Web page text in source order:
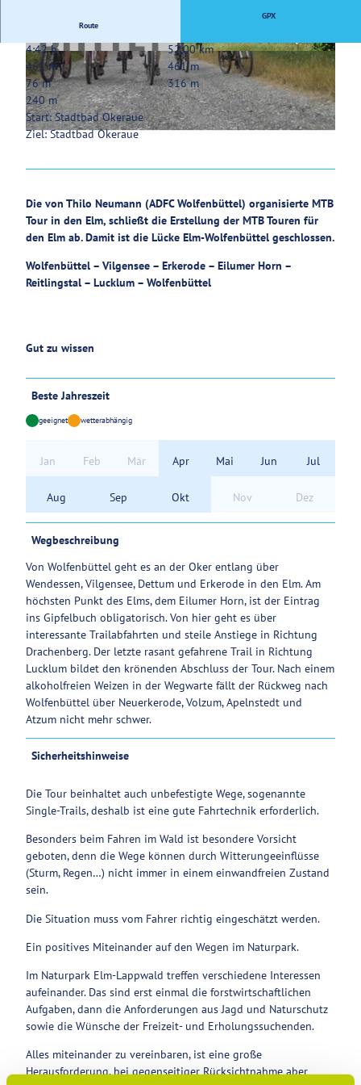
© Thomas Kempernolte, Elm-Freizeit, Thomas Kempernolte |
© Jessica Lau, Stadt Wolfenbüttel
© Thomas Kempernolte, Elm-Freizeit, Thomas
Kempernolte |
CC-BY-SA
Route
GPX
4:42 h
52,00 km
461 m
461 m
76 m
316 m
240 m
Start: Stadtbad Okeraue
Ziel: Stadtbad Okeraue
Die von Thilo Neumann (ADFC Wolfenbüttel) organisierte MTB
Tour in den Elm, schließt die Erstellung der MTB Touren für
den Elm ab. Damit ist die Lücke Elm-Wolfenbüttel geschlossen.
Wolfenbüttel – Vilgensee – Erkerode – Eilumer Horn –
Reitlingstal – Lucklum – Wolfenbüttel
Gut zu wissen
Beste Jahreszeit
geeignet wetterabhängig
Jan Feb Mär Apr Mai Jun Jul
Aug Sep Okt Nov Dez
Wegbeschreibung
Von Wolfenbüttel geht es an der Oker entlang über
Wendessen, Vilgensee, Dettum und Erkerode in den Elm. Am
höchsten Punkt des Elms, dem Eilumer Horn, ist der Eintrag
ins Gipfelbuch obligatorisch. Von hier geht es über
interessante Trailabfahrten und steile Anstiege in Richtung
Drachenberg. Der letzte rasant gefahrene Trail in Richtung
Lucklum bildet den krönenden Abschluss der Tour. Nach einem
alkoholfreien Weizen in der Wegwarte fällt der Rückweg nach
Wolfenbüttel über Neuerkerode, Volzum, Apelnstedt und
Atzum nicht mehr schwer.
Sicherheitshinweise
Die Tour beinhaltet auch unbefestigte Wege, sogenannte
Single-Trails, deshalb ist eine gute Fahrtechnik erforderlich.
Besonders beim Fahren im Wald ist besondere Vorsicht
geboten, denn die Wege können durch Witterungeeinflüsse
(Sturm, Regen…) nicht immer in einem einwandfreien Zustand
sein.
Die Situation muss vom Fahrer richtig eingeschätzt werden.
Ein positives Miteinander auf den Wegen im Naturpark.
Im Naturpark Elm-Lappwald treffen verschiedene Interessen
aufeinander. Das sind erst einmal die forstwirtschaftlichen
Aufgaben, dann die Anforderungen aus Jagd und Naturschutz
sowie die Wünsche der Freizeit- und Erholungssuchenden.
Alles miteinander zu vereinbaren, ist eine große
Herausforderung, bei gegenseitiger Rücksichtnahme aber